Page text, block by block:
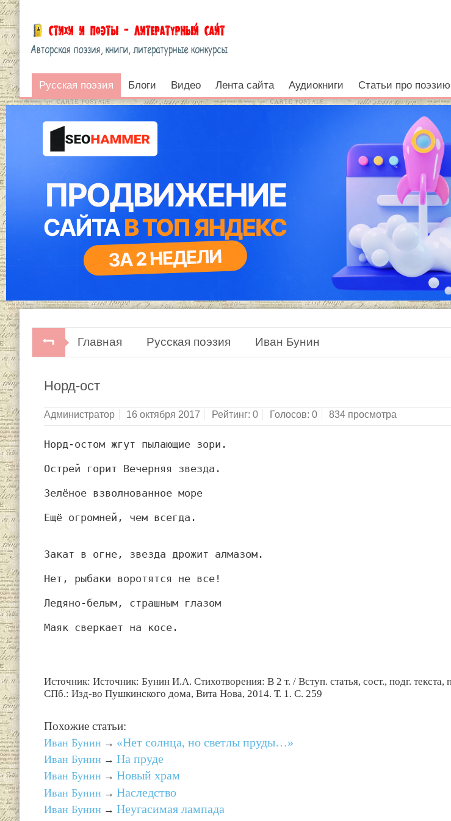
Русская поэзия
Русская поэзия Блоги Видео Лента сайта Аудиокниги Статьи про поэзию
Главная Русская поэзия Иван Бунин
Норд-ост
Администратор 16 октября 2017 Рейтинг: 0 Голосов: 0 834 просмотра
Норд-остом жгут пылающие зори.
Острей горит Вечерняя звезда.
Зелёное взволнованное море
Ещё огромней, чем всегда.
Закат в огне, звезда дрожит алмазом.
Нет, рыбаки воротятся не все!
Ледяно-белым, страшным глазом
Маяк сверкает на косе.
Источник: Источник: Бунин И.А. Стихотворения: В 2 т. / Вступ. статья, сост., подг.
СПб.: Изд-во Пушкинского дома, Вита Нова, 2014. Т. 1. С. 259
Похожие статьи:
Иван Бунин → «Нет солнца, но светлы пруды…»
Иван Бунин → На пруде
Иван Бунин → Новый храм
Иван Бунин → Наследство
Иван Бунин → Неугасимая лампада